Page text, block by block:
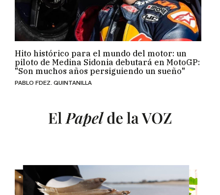
Hito histórico para el mundo del motor: un
piloto de Medina Sidonia debutará en MotoGP:
"Son muchos años persiguiendo un sueño"
PABLO FDEZ. QUINTANILLA